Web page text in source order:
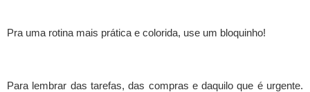
Pra uma rotina mais prática e colorida, use um bloquinho!
Para lembrar das tarefas, das compras e daquilo que é urgente.